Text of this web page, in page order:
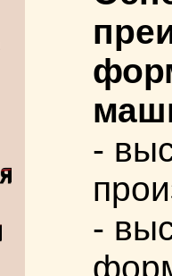
-
-